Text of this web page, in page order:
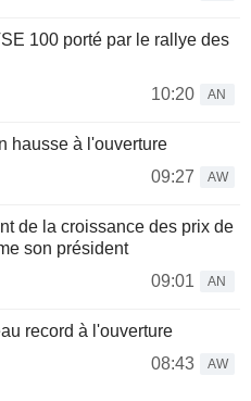
100 porté par le rallye des
10:20
AN
hausse à l'ouverture
09:27
AW
de la croissance des prix de
son président
09:01
AN
record à l'ouverture
08:43
AW